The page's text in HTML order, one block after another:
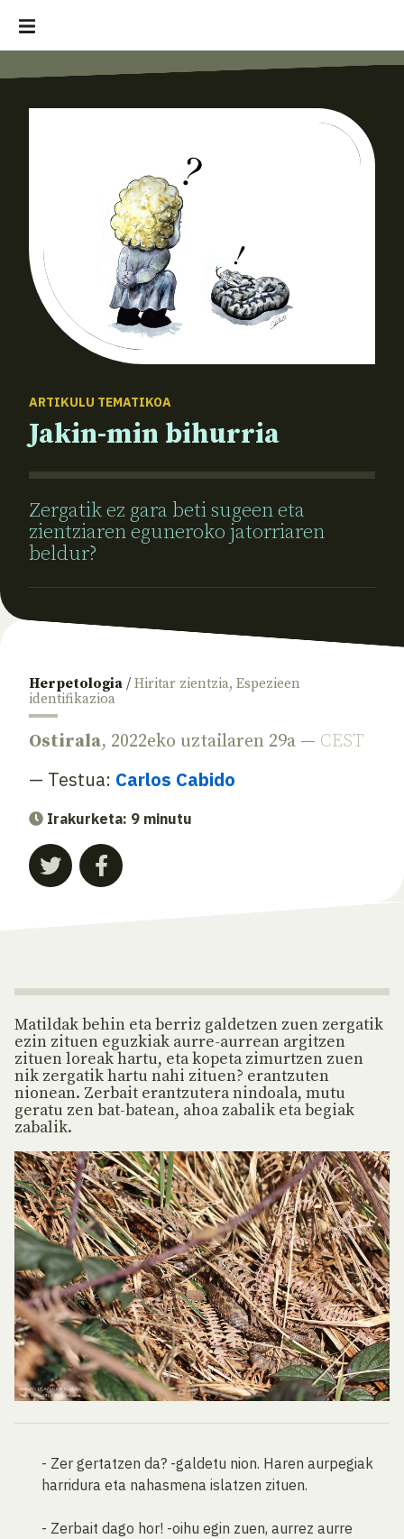
ARTIKULU TEMATIKOA
Jakin-min bihurria
Zergatik ez gara beti sugeen eta
zientziaren eguneroko jatorriaren
beldur?
Herpetologia / Hiritar zientzia, Espezieen
identifikazioa
Ostirala, 2022eko uztailaren 29a — CEST
— Testua: Carlos Cabido
Irakurketa: 9 minutu
Matildak behin eta berriz galdetzen zuen zergatik
ezin zituen eguzkiak aurre-aurrean argitzen
zituen loreak hartu, eta kopeta zimurtzen zuen
nik zergatik hartu nahi zituen? erantzuten
nionean. Zerbait erantzutera nindoala, mutu
geratu zen bat-batean, ahoa zabalik eta begiak
zabalik.
- Zer gertatzen da? -galdetu nion. Haren aurpegiak
harridura eta nahasmena islatzen zituen.
- Zerbait dago hor! -oihu egin zuen, aurrez aurre